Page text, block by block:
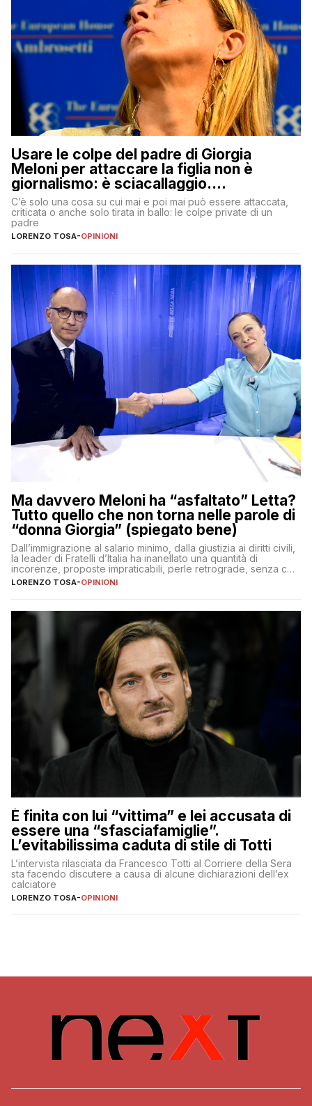
Usare le colpe del padre di Giorgia
Meloni per attaccare la figlia non è
giornalismo: è sciacallaggio.
Dimostriamo di essere diversi
C’è solo una cosa su cui mai e poi mai può essere attaccata,
criticata o anche solo tirata in ballo: le colpe private di un
padre
LORENZO TOSA-OPINIONI
Ma davvero Meloni ha “asfaltato” Letta?
Tutto quello che non torna nelle parole di
“donna Giorgia” (spiegato bene)
Dall’immigrazione al salario minimo, dalla giustizia ai diritti civili,
la leader di Fratelli d’Italia ha inanellato una quantità di
incorenze, proposte impraticabili, perle retrograde, senza che
nessuno – a destra come a sinistra – glielo abbia fatto notare
LORENZO TOSA-OPINIONI
È finita con lui “vittima” e lei accusata di
essere una “sfasciafamiglie”.
L’evitabilissima caduta di stile di Totti
L’intervista rilasciata da Francesco Totti al Corriere della Sera
sta facendo discutere a causa di alcune dichiarazioni dell’ex
calciatore
LORENZO TOSA-OPINIONI